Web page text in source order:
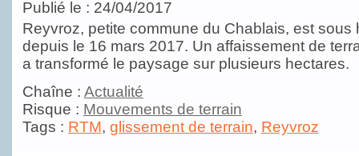
Publié le : 24/04/2017
Reyvroz, petite commune du Chablais, est sous
depuis le 16 mars 2017. Un affaissement de
a transformé le paysage sur plusieurs hectares.
Chaîne : Actualité
Risque : Mouvements de terrain
Tags : RTM, glissement de terrain, Reyvroz